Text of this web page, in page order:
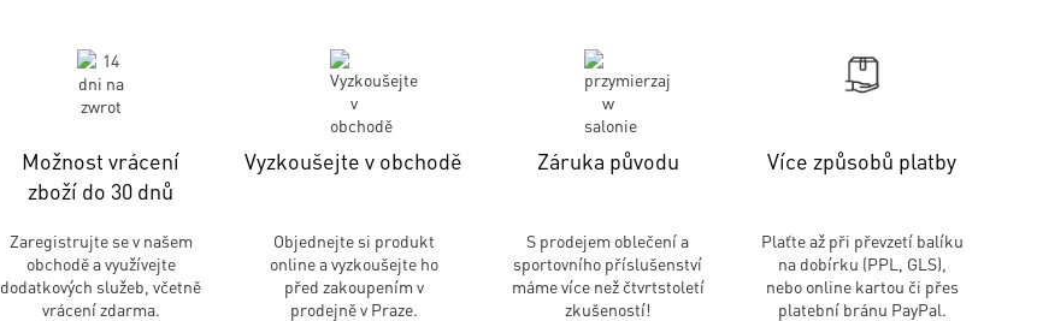
Možnost vrácení
zboží do 30 dnů
Zaregistrujte se v našem
obchodě a využívejte
dodatkových služeb, včetně
vrácení zdarma.
Vyzkoušejte v obchodě
Objednejte si produkt
online a vyzkoušejte ho
před zakoupením v
prodejně v Praze.
Záruka původu
S prodejem oblečení a
sportovního příslušenství
máme více než čtvrtstoletí
zkušeností!
Více způsobů platby
Plaťte až při převzetí balíku
na dobírku (PPL, GLS),
nebo online kartou či přes
platební bránu PayPal.